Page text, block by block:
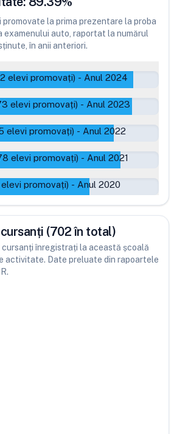
promovate la prima prezentare la proba
auto, raportat la numărul
în anii anteriori.
elevi promovați) - Anul 2024
elevi promovați) - Anul 2023
elevi promovați) - Anul 2022
elevi promovați) - Anul 2021
elevi promovați) - Anul 2020
(702 în total)
cursanți înregistrați la această școală
activitate. Date preluate din rapoartele